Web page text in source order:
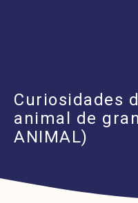
Curiosidades
animal de
ANIMAL)